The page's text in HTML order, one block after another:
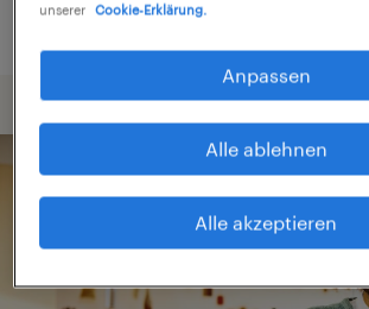
unserer
Cookie-Erklärung.
Anpassen
Alle ablehnen
Alle akzeptieren